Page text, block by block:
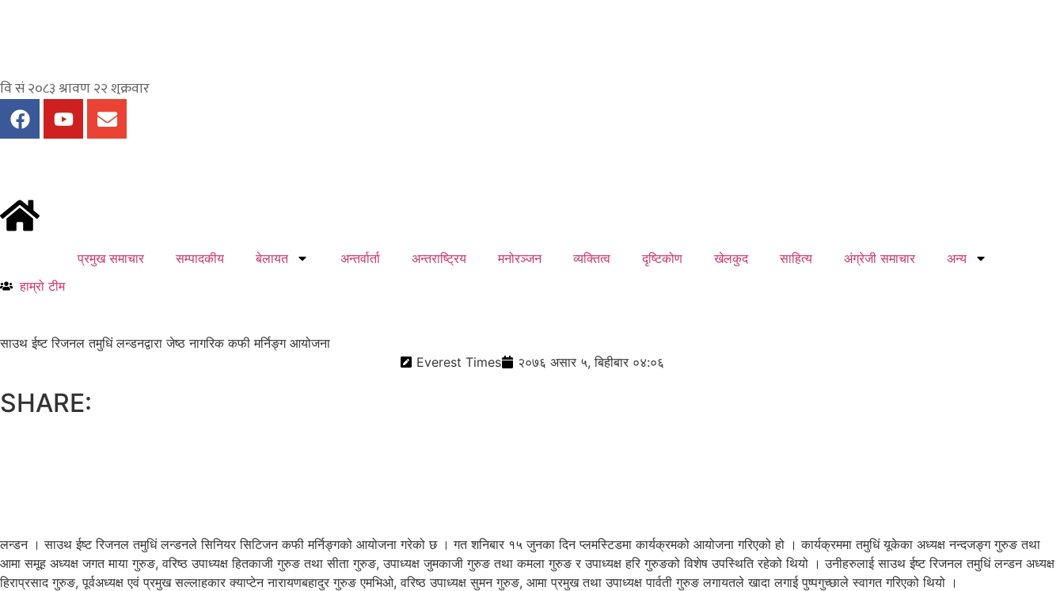
प्रमुख समाचार सम्पादकीय बेलायत अन्तर्वार्ता अन्तराष्ट्रिय मनोरञ्जन व्यक्तित्व दृष्टिकोण खेलकुद साहित्य अंग्रेजी समाचार
अन्य
हाम्रो टीम
साउथ ईष्ट रिजनल तमुधिं लन्डनद्वारा जेष्ठ नागरिक कफी मर्निङ्ग आयोजना
Everest Times
२०७६ असार ५, बिहीबार ०४:०६
SHARE:
लन्डन । साउथ ईष्ट रिजनल तमुधिं लन्डनले सिनियर सिटिजन कफी मर्निङ्गको आयोजना गरेको छ । गत शनिबार १५ जुनका दिन प्लमस्टिडमा कार्यक्रमको आयोजना गरिएको हो । कार्यक्रममा तमुधिं यूकेका अध्यक्ष नन्दजङ्ग गुरुङ तथा
आमा समूह अध्यक्ष जगत माया गुरुङ, वरिष्ठ उपाध्यक्ष हितकाजी गुरुङ तथा सीता गुरुङ, उपाध्यक्ष जुमकाजी गुरुङ तथा कमला गुरुङ र उपाध्यक्ष हरि गुरुङको विशेष उपस्थिति रहेको थियो । उनीहरुलाई साउथ ईष्ट रिजनल तमुधिं लन्डन अध्यक्ष
हिराप्रसाद गुरुङ, पूर्वअध्यक्ष एवं प्रमुख सल्लाहकार क्याप्टेन नारायणबहादुर गुरुङ एमभिओ, वरिष्ठ उपाध्यक्ष सुमन गुरुङ, आमा प्रमुख तथा उपाध्यक्ष पार्वती गुरुङ लगायतले खादा लगाई पुष्पगुच्छाले स्वागत गरिएको थियो ।